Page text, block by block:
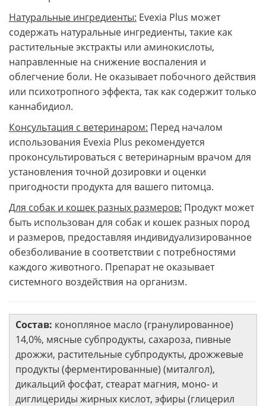
Натуральные ингредиенты: Evexia Plus может
содержать натуральные ингредиенты, такие как
растительные экстракты или аминокислоты,
направленные на снижение воспаления и
облегчение боли. Не оказывает побочного действия
или психотропного эффекта, так как содержит только
каннабидиол.
Консультация с ветеринаром: Перед началом
использования Evexia Plus рекомендуется
проконсультироваться с ветеринарным врачом для
установления точной дозировки и оценки
пригодности продукта для вашего питомца.
Для собак и кошек разных размеров: Продукт может
быть использован для собак и кошек разных пород
и размеров, предоставляя индивидуализированное
обезболивание в соответствии с потребностями
каждого животного. Препарат не оказывает
системного воздействия на организм.
Состав: конопляное масло (гранулированное)
14,0%, мясные субпродукты, сахароза, пивные
дрожжи, растительные субпродукты, дрожжевые
продукты (ферментированные) (миталгол),
дикальций фосфат, стеарат магния, моно- и
диглицериды жирных кислот, эфиры (глицерил